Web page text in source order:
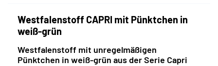
Westfalenstoff CAPRI mit Pünktchen in
weiß-grün
Westfalenstoff mit unregelmäßigen
Pünktchen in weiß-grün aus der Serie Capri